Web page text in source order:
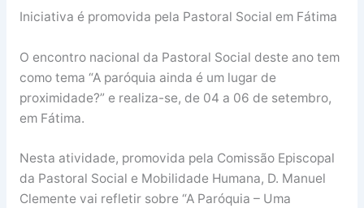
Iniciativa é promovida pela Pastoral Social em Fátima
O encontro nacional da Pastoral Social deste ano tem
como tema “A paróquia ainda é um lugar de
proximidade?” e realiza-se, de 04 a 06 de setembro,
em Fátima.
Nesta atividade, promovida pela Comissão Episcopal
da Pastoral Social e Mobilidade Humana, D. Manuel
Clemente vai refletir sobre “A Paróquia – Uma